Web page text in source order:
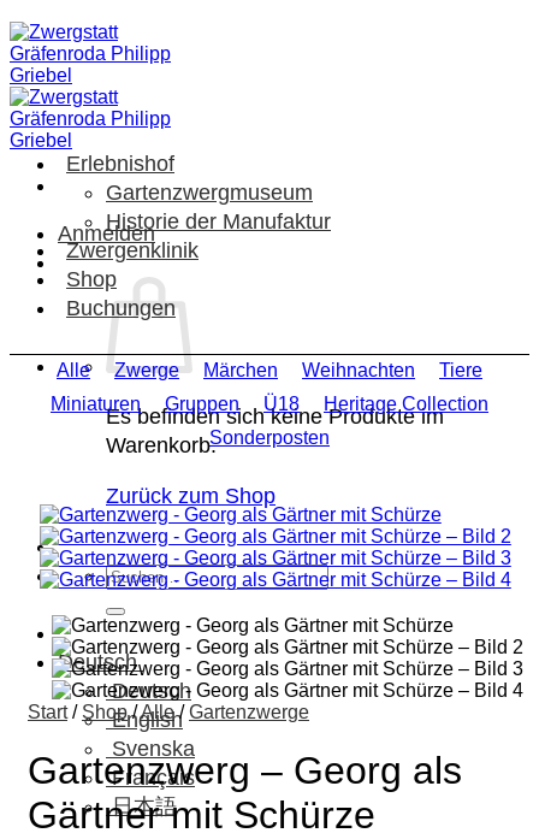
Zum
Inhalt
springen
Anmelden
Es befinden sich keine Produkte im
Warenkorb.
Zurück zum Shop
Suchen
nach:
Deutsch
Deutsch
English
Svenska
Français
日本語
Erlebnishof
Gartenzwergmuseum
Historie der Manufaktur
Zwergenklinik
Shop
Buchungen
Alle Zwerge Märchen Weihnachten
Tiere
Miniaturen
Gruppen Ü18
Heritage Collection
Sonderposten
Start / Shop /Alle / Gartenzwerge
Gartenzwerg – Georg als
Gärtner mit Schürze